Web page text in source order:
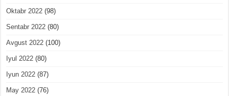
Oktabr 2022 (98)
Sentabr 2022 (80)
Avgust 2022 (100)
Iyul 2022 (80)
Iyun 2022 (87)
May 2022 (76)